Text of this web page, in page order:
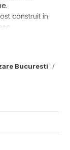
Bucuresti
construit in
de
iubesc
un
de
2, H max 13m